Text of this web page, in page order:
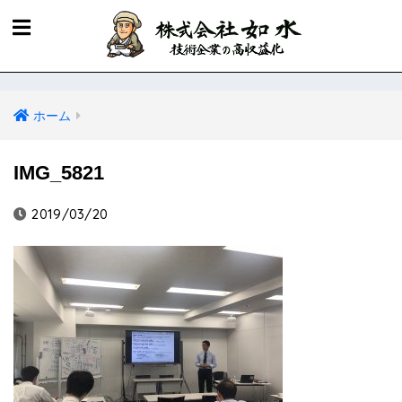
ホーム
IMG_5821
2019/03/20